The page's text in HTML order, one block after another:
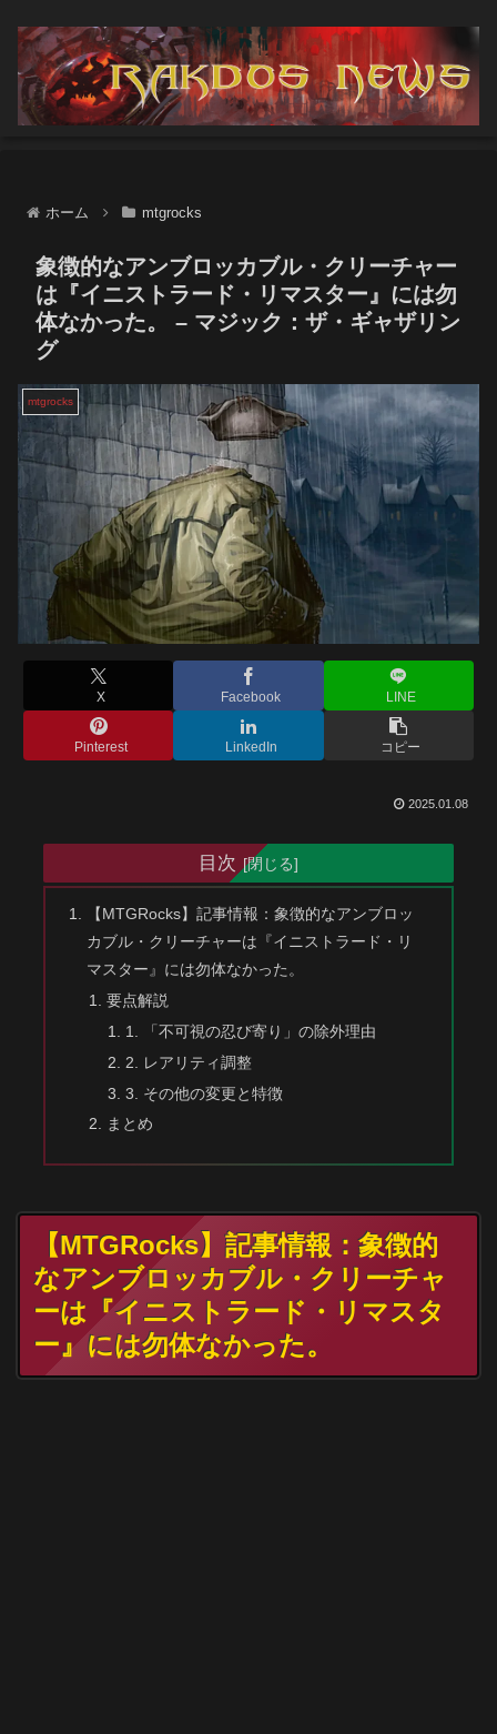
ホーム mtgrocks
象徴的なアンブロッカブル・クリーチャー
は『イニストラード・リマスター』には勿
体なかった。 – マジック：ザ・ギャザリン
グ
mtgrocks
X Facebook LINE
Pinterest LinkedIn コピー
2025.01.08
目次
【MTGRocks】記事情報：象徴的なアンブロッ
カブル・クリーチャーは『イニストラード・リ
マスター』には勿体なかった。
要点解説
1. 「不可視の忍び寄り」の除外理由
2. レアリティ調整
3. その他の変更と特徴
まとめ
【MTGRocks】記事情報：象徴的
なアンブロッカブル・クリーチャ
ーは『イニストラード・リマスタ
ー』には勿体なかった。